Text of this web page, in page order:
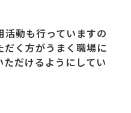
活動も行っていますの
だく方がうまく職場に
だけるようにしてい